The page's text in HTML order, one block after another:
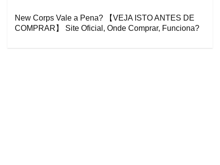
New Corps Vale a Pena? 【VEJA ISTO ANTES DE
COMPRAR】 Site Oficial, Onde Comprar, Funciona?